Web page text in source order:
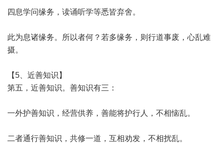
四息学问缘务，读诵听学等悉皆弃舍。
此为息诸缘务。所以者何？若多缘务，则行道事废，心乱难
摄。
【5、近善知识】
第五，近善知识。善知识有三：
一外护善知识，经营供养，善能将护行人，不相恼乱。
二者通行善知识，共修一道，互相劝发，不相扰乱。